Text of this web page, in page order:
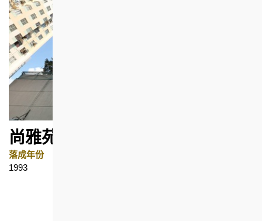
尚雅苑
落成年份
1993